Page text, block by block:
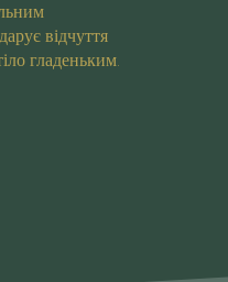
відчуття
гладеньким.